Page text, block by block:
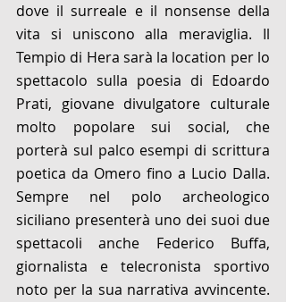
dove il surreale e il nonsense della
vita si uniscono alla meraviglia. Il
Tempio di Hera sarà la location per lo
spettacolo sulla poesia di Edoardo
Prati, giovane divulgatore culturale
molto popolare sui social, che
porterà sul palco esempi di scrittura
poetica da Omero fino a Lucio Dalla.
Sempre nel polo archeologico
siciliano presenterà uno dei suoi due
spettacoli anche Federico Buffa,
giornalista e telecronista sportivo
noto per la sua narrativa avvincente.